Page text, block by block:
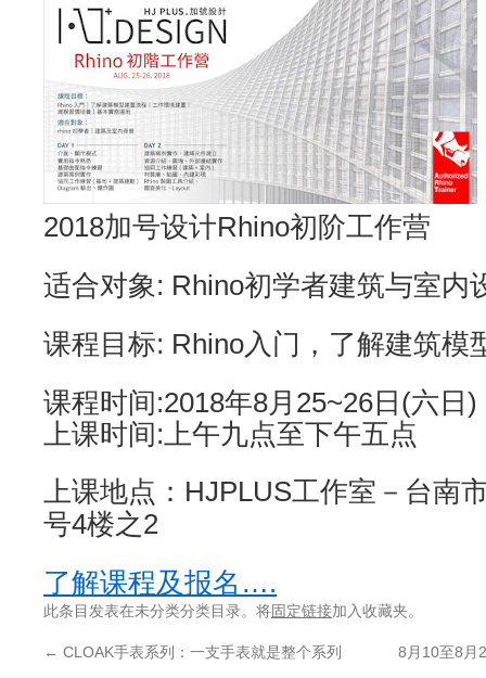
2018加号设计Rhino初阶工作营
适合对象: Rhino初学者建筑与室内
课程目标: Rhino入门，了解建筑模
课程时间:2018年8月25~26日(六日)
上课时间:上午九点至下午五点
上课地点：HJPLUS工作室－台南
号4楼之2
了解课程及报名….
此条目发表在未分类分类目录。将固定链接加入收藏夹。
← CLOAK手表系列：一支手表就是整个系列 8月10至8月